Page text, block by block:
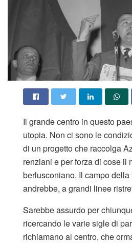
Il grande centro in questo
utopia. Non ci sono le
di un progetto che raccolga
renziani e per forza di cose il
berlusconiano. Il campo
andrebbe, a grandi linee
Sarebbe assurdo per
ricercando le varie sigle di
richiamano al centro, che